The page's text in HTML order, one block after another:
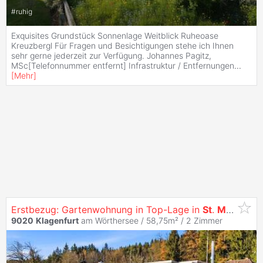
#ruhig
Exquisites Grundstück Sonnenlage Weitblick Ruheoase
Kreuzbergl Für Fragen und Besichtigungen stehe ich Ihnen
sehr gerne jederzeit zur Verfügung. Johannes Pagitz,
MSc[Telefonnummer entfernt] Infrastruktur / Entfernungen...
[Mehr]
Erstbezug: Gartenwohnung in Top-Lage in St. Martin -
9020 Klagenfurt am Wörthersee / 58,75m² / 2 Zimmer